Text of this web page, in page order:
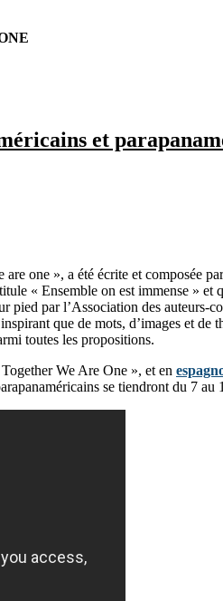
et
one », a été écrite et composée
« Ensemble on est immense » et
pied par l’Association des auteurs-
que de mots, d’images et de
toutes les propositions.
We Are One », et en
se tiendront du 7 au